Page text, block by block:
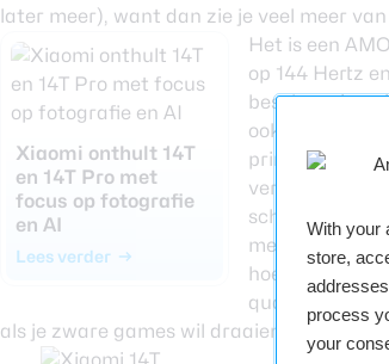
With your
store,
process
your
later meer), want dan zie je veel meer
Xiaomi onthult 14T
en 14T Pro met
focus op fotografie
en AI
Lees verder
Het is een
op 144 Hertz
bescherming
ook wel tegen
prima in orde).
scherm, dus
mee dat er
hoewel het
qua
als je zware games wil draaien. Doe je